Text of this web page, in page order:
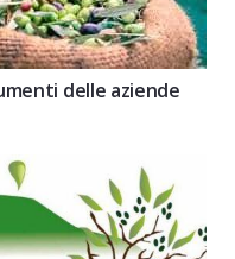
delle aziende